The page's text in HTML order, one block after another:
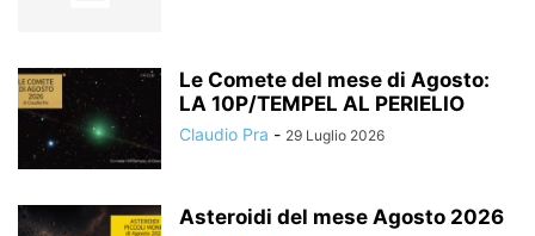
Le Comete del mese di Agosto:
LA 10P/TEMPEL AL PERIELIO
Claudio Pra - 29 Luglio 2026
Asteroidi del mese Agosto 2026